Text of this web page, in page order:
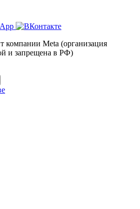
компании Meta (организация
и запрещена в РФ)